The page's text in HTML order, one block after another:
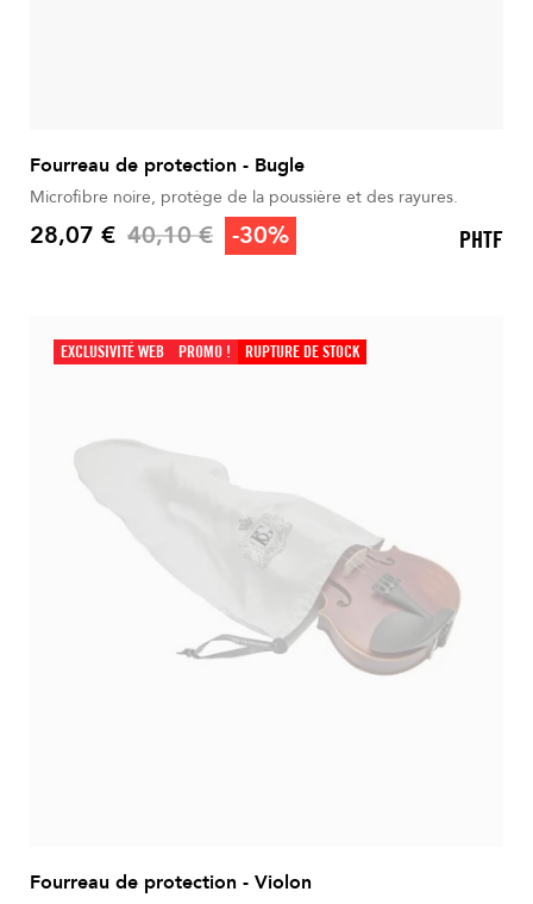
Fourreau de protection - Bugle
Microfibre noire, protège de la poussière et des rayures.
Prix
28,07 € Prix de base
40,10 € -30% PHTF
EXCLUSIVITÉ WEB PROMO ! RUPTURE DE STOCK
Fourreau de protection - Violon